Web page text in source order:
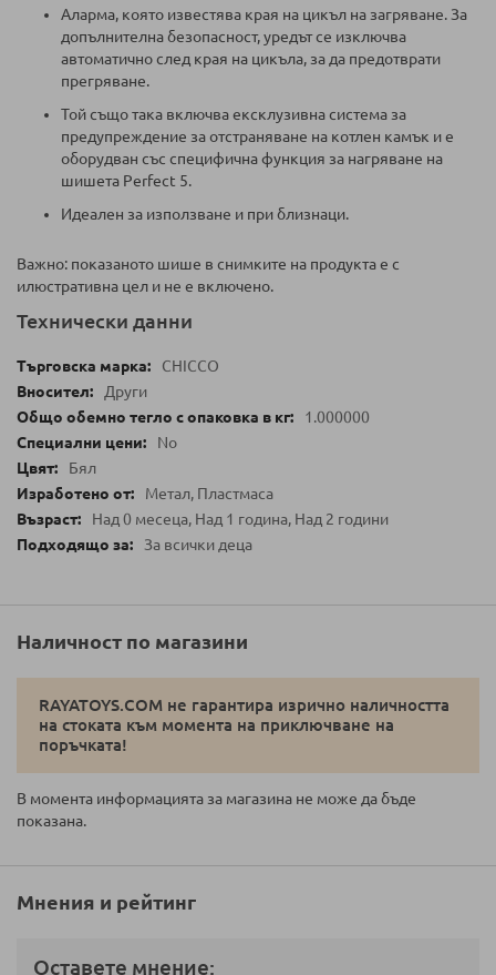
Аларма, която известява края на цикъл на загряване. За
допълнителна безопасност, уредът се изключва
автоматично след края на цикъла, за да предотврати
прегряване.
Той също така включва ексклузивна система за
предупреждение за отстраняване на котлен камък и е
оборудван със специфична функция за нагряване на
шишета Perfect 5.
Идеален за използване и при близнаци.
Важно: показаното шише в снимките на продукта е с
илюстративна цел и не е включено.
Технически данни
CHICCO
Други
1.000000
No
Бял
Метал, Пластмаса
Над 0 месеца, Над 1 година, Над 2 години
За всички деца
Наличност по магазини
RAYATOYS.COM не гарантира изрично наличността
на стоката към момента на приключване на
поръчката!
В момента информацията за магазина не може да бъде
показана.
Мнения и рейтинг
Оставете мнение: